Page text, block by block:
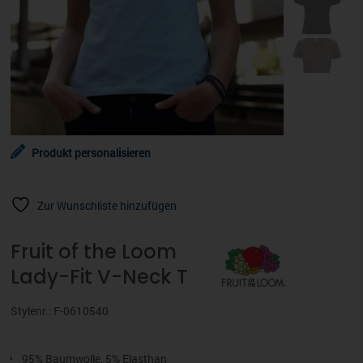
Produkt personalisieren
Zur Wunschliste hinzufügen
Fruit of the Loom
Lady-Fit V-Neck T
Stylenr.: F-0610540
95% Baumwolle, 5% Elasthan